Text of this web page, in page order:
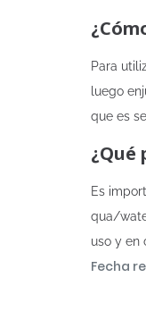
Para
luego
que es
¿Qué
Es
qua/
uso y en
Fecha